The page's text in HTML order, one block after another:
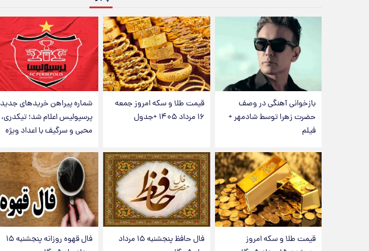
بازخوانی آهنگی در وصف
حضرت زهرا توسط شادمهر +
فیلم
قیمت طلا و سکه امروز جمعه
۱۶ مرداد ۱۴۰۵ +جدول
شماره پیراهن خریدهای جدید
پرسپولیس اعلام شد؛ تیکدری،
محبی و سرگیف با اعداد ویژه
قیمت طلا و سکه امروز
فال حافظ پنجشنبه ۱۵ مرداد
فال قهوه روزانه پنجشنبه ۱۵